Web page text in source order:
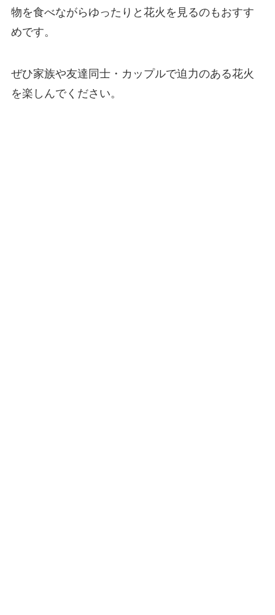
物を食べながらゆったりと花火を見るのもおすす
めです。
ぜひ家族や友達同士・カップルで迫力のある花火
を楽しんでください。